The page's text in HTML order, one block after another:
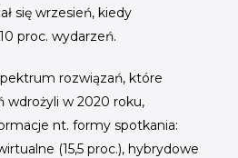
się wrzesień, kiedy
proc. wydarzeń.
rozwiązań, które
wdrożyli w 2020 roku,
nt. formy spotkania:
(15,5 proc.), hybrydowe